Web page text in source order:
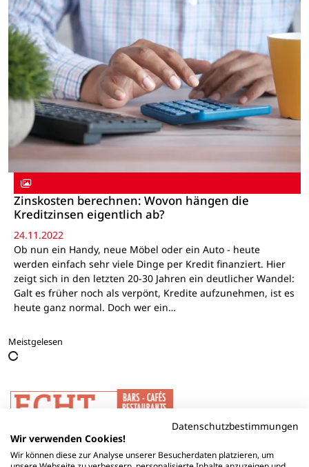
Zinskosten berechnen: Wovon hängen die
Kreditzinsen eigentlich ab?
24.11.2022
Ob nun ein Handy, neue Möbel oder ein Auto - heute
werden einfach sehr viele Dinge per Kredit finanziert. Hier
zeigt sich in den letzten 20-30 Jahren ein deutlicher Wandel:
Galt es früher noch als verpönt, Kredite aufzunehmen, ist es
heute ganz normal. Doch wer ein…
Meistgelesen
Datenschutzbestimmungen
Wir verwenden Cookies!
Wir können diese zur Analyse unserer Besucherdaten platzieren, um